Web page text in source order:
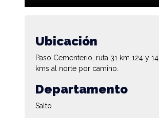
Ubicación
Paso Cementerio, ruta 31 km 124 y 14
kms al norte por camino.
Departamento
Salto